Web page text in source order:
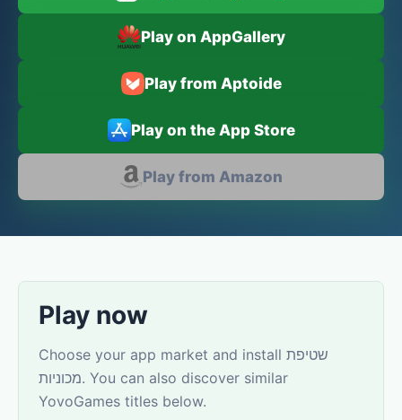
Play on AppGallery
Play from Aptoide
Play on the App Store
Play from Amazon
Play now
Choose your app market and install שטיפת
מכוניות. You can also discover similar
YovoGames titles below.